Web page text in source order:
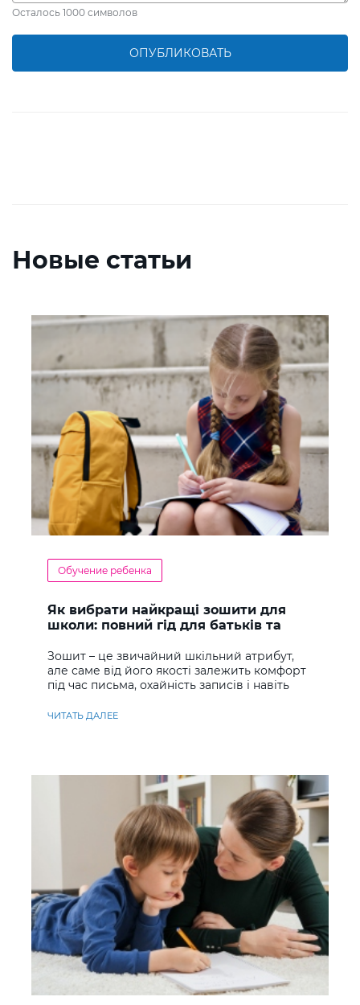
Осталось 1000 символов
ОПУБЛИКОВАТЬ
Новые статьи
Обучение ребенка
Як вибрати найкращі зошити для
школи: повний гід для батьків та
Зошит – це звичайний шкільний атрибут,
але саме від його якості залежить комфорт
під час письма, охайність записів і навіть
ЧИТАТЬ ДАЛЕЕ